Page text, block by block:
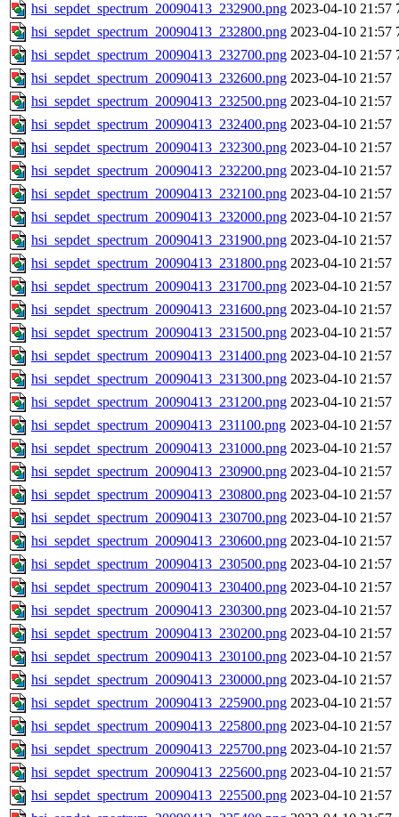
hsi_sepdet_spectrum_20090413_232900.png 2023-04-10 21:57
hsi_sepdet_spectrum_20090413_232800.png 2023-04-10 21:57
hsi_sepdet_spectrum_20090413_232700.png 2023-04-10 21:57
hsi_sepdet_spectrum_20090413_232600.png 2023-04-10 21:57
hsi_sepdet_spectrum_20090413_232500.png 2023-04-10 21:57
hsi_sepdet_spectrum_20090413_232400.png 2023-04-10 21:57
hsi_sepdet_spectrum_20090413_232300.png 2023-04-10 21:57
hsi_sepdet_spectrum_20090413_232200.png 2023-04-10 21:57
hsi_sepdet_spectrum_20090413_232100.png 2023-04-10 21:57
hsi_sepdet_spectrum_20090413_232000.png 2023-04-10 21:57
hsi_sepdet_spectrum_20090413_231900.png 2023-04-10 21:57
hsi_sepdet_spectrum_20090413_231800.png 2023-04-10 21:57
hsi_sepdet_spectrum_20090413_231700.png 2023-04-10 21:57
hsi_sepdet_spectrum_20090413_231600.png 2023-04-10 21:57
hsi_sepdet_spectrum_20090413_231500.png 2023-04-10 21:57
hsi_sepdet_spectrum_20090413_231400.png 2023-04-10 21:57
hsi_sepdet_spectrum_20090413_231300.png 2023-04-10 21:57
hsi_sepdet_spectrum_20090413_231200.png 2023-04-10 21:57
hsi_sepdet_spectrum_20090413_231100.png 2023-04-10 21:57
hsi_sepdet_spectrum_20090413_231000.png 2023-04-10 21:57
hsi_sepdet_spectrum_20090413_230900.png 2023-04-10 21:57
hsi_sepdet_spectrum_20090413_230800.png 2023-04-10 21:57
hsi_sepdet_spectrum_20090413_230700.png 2023-04-10 21:57
hsi_sepdet_spectrum_20090413_230600.png 2023-04-10 21:57
hsi_sepdet_spectrum_20090413_230500.png 2023-04-10 21:57
hsi_sepdet_spectrum_20090413_230400.png 2023-04-10 21:57
hsi_sepdet_spectrum_20090413_230300.png 2023-04-10 21:57
hsi_sepdet_spectrum_20090413_230200.png 2023-04-10 21:57
hsi_sepdet_spectrum_20090413_230100.png 2023-04-10 21:57
hsi_sepdet_spectrum_20090413_230000.png 2023-04-10 21:57
hsi_sepdet_spectrum_20090413_225900.png 2023-04-10 21:57
hsi_sepdet_spectrum_20090413_225800.png 2023-04-10 21:57
hsi_sepdet_spectrum_20090413_225700.png 2023-04-10 21:57
hsi_sepdet_spectrum_20090413_225600.png 2023-04-10 21:57
hsi_sepdet_spectrum_20090413_225500.png 2023-04-10 21:57